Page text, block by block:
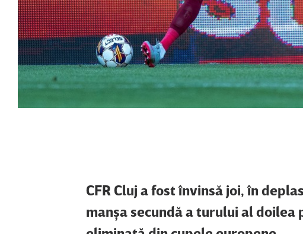
CFR Cluj a fost învinsă joi, în
manşa secundă a turului al doilea